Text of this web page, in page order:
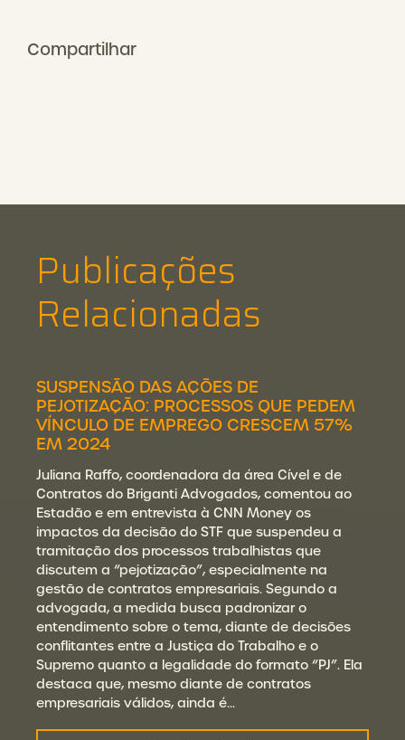
Compartilhar
Publicações
Relacionadas
SUSPENSÃO DAS AÇÕES DE
PEJOTIZAÇÃO: PROCESSOS QUE PEDEM
VÍNCULO DE EMPREGO CRESCEM 57%
EM 2024
Juliana Raffo, coordenadora da área Cível e de
Contratos do Briganti Advogados, comentou ao
Estadão e em entrevista à CNN Money os
impactos da decisão do STF que suspendeu a
tramitação dos processos trabalhistas que
discutem a “pejotização”, especialmente na
gestão de contratos empresariais. Segundo a
advogada, a medida busca padronizar o
entendimento sobre o tema, diante de decisões
conflitantes entre a Justiça do Trabalho e o
Supremo quanto a legalidade do formato “PJ”. Ela
destaca que, mesmo diante de contratos
empresariais válidos, ainda é…